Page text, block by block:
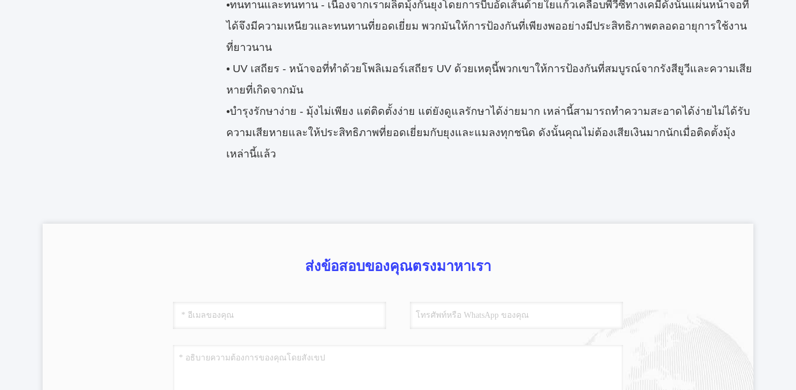
•ทนทานและทนทาน - เนื่องจากเราผลิตมุ้งกันยุงโดยการบีบอัดเส้นด้ายใยแก้วเคลือบพีวีซีทางเคมีดังนั้นแผ่นหน้าจอที่
ได้จึงมีความเหนียวและทนทานที่ยอดเยี่ยม พวกมันให้การป้องกันที่เพียงพออย่างมีประสิทธิภาพตลอดอายุการใช้งาน
ที่ยาวนาน
• UV เสถียร - หน้าจอที่ทำด้วยโพลิเมอร์เสถียร UV ด้วยเหตุนี้พวกเขาให้การป้องกันที่สมบูรณ์จากรังสียูวีและความเสีย
หายที่เกิดจากมัน
•บำรุงรักษาง่าย - มุ้งไม่เพียง แต่ติดตั้งง่าย แต่ยังดูแลรักษาได้ง่ายมาก เหล่านี้สามารถทำความสะอาดได้ง่ายไม่ได้รับ
ความเสียหายและให้ประสิทธิภาพที่ยอดเยี่ยมกับยุงและแมลงทุกชนิด ดังนั้นคุณไม่ต้องเสียเงินมากนักเมื่อติดตั้งมุ้ง
เหล่านี้แล้ว
ส่งข้อสอบของคุณตรงมาหาเรา